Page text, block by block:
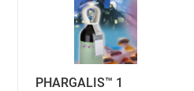
PHARGALIS™ 1